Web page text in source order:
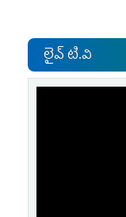
లైవ్ టి.వి